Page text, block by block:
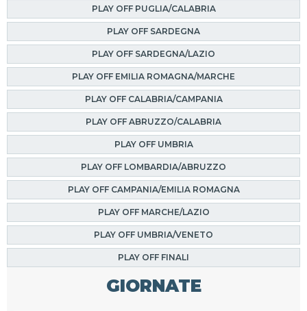
PLAY OFF PUGLIA/CALABRIA
PLAY OFF SARDEGNA
PLAY OFF SARDEGNA/LAZIO
PLAY OFF EMILIA ROMAGNA/MARCHE
PLAY OFF CALABRIA/CAMPANIA
PLAY OFF ABRUZZO/CALABRIA
PLAY OFF UMBRIA
PLAY OFF LOMBARDIA/ABRUZZO
PLAY OFF CAMPANIA/EMILIA ROMAGNA
PLAY OFF MARCHE/LAZIO
PLAY OFF UMBRIA/VENETO
PLAY OFF FINALI
GIORNATE